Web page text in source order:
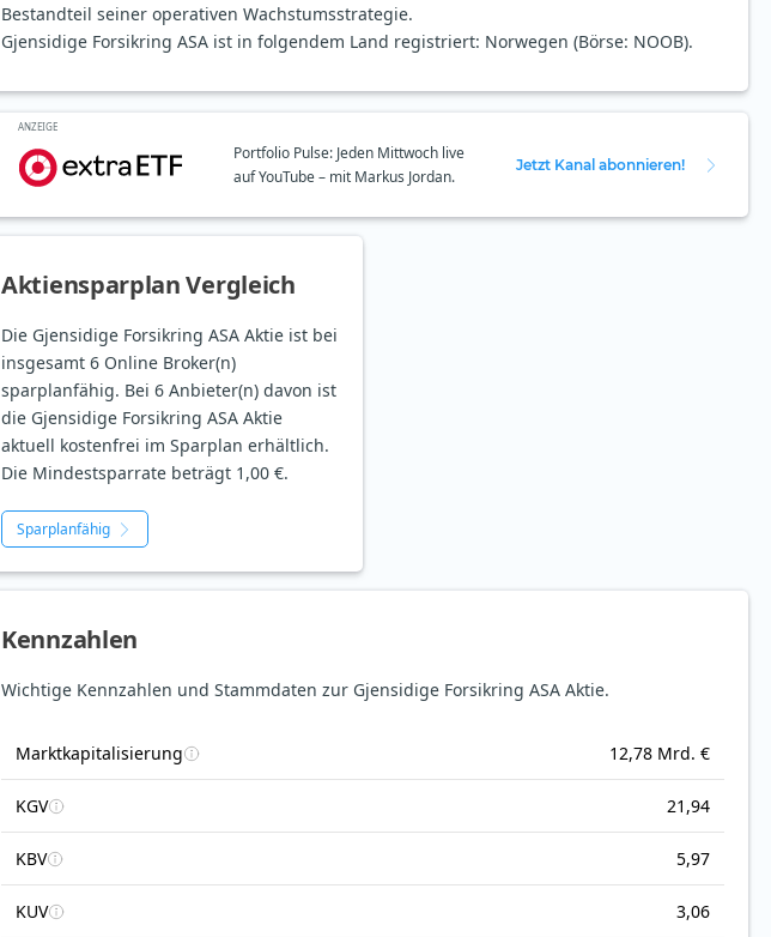
Bestandteil seiner operativen Wachstumsstrategie.
Gjensidige Forsikring ASA ist in folgendem Land registriert: Norwegen (Börse: NOOB).
ANZEIGE
Portfolio Pulse: Jeden Mittwoch live
auf YouTube – mit Markus Jordan.
Jetzt Kanal abonnieren!
Aktiensparplan Vergleich
Die Gjensidige Forsikring ASA Aktie ist bei
insgesamt 6 Online Broker(n)
sparplanfähig. Bei 6 Anbieter(n) davon ist
die Gjensidige Forsikring ASA Aktie
aktuell kostenfrei im Sparplan erhältlich.
Die Mindestsparrate beträgt 1,00 €.
Sparplanfähig
Kennzahlen
Wichtige Kennzahlen und Stammdaten zur Gjensidige Forsikring ASA Aktie.
Marktkapitalisierung 12,78 Mrd. €
KGV 21,94
KBV 5,97
KUV 3,06